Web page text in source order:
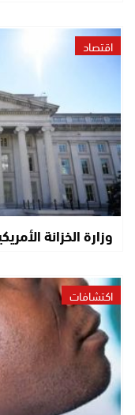
اقتصاد
وزارة الخزانة
اكتشافات